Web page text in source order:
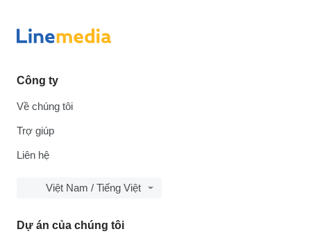
Công ty
Về chúng tôi
Trợ giúp
Liên hệ
Việt Nam / Tiếng Việt
Dự án của chúng tôi